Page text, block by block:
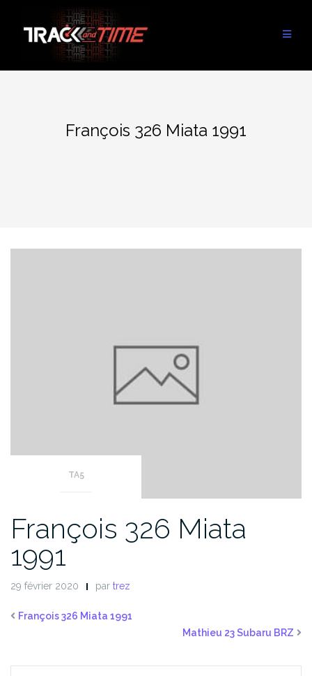
contenu
François 326 Miata 1991
TA5
François 326 Miata
1991
29 février 2020 par trez
François 326 Miata 1991
Mathieu 23 Subaru BRZ